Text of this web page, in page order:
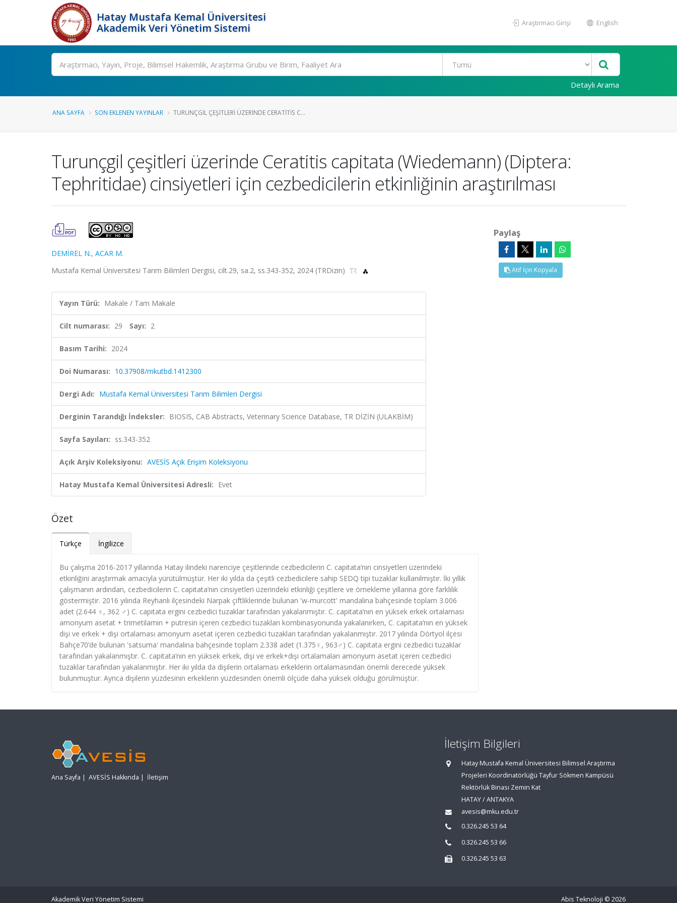
Hatay Mustafa Kemal Üniversitesi
Akademik Veri Yönetim Sistemi
Araştırmacı Girişi English
Ara
Detaylı Arama
ANA SAYFA SON EKLENEN YAYINLAR TURUNÇGIL ÇEŞITLERI ÜZERINDE CERATITIS C...
Turunçgil çeşitleri üzerinde Ceratitis capitata (Wiedemann) (Diptera:
Tephritidae) cinsiyetleri için cezbedicilerin etkinliğinin araştırılması
DEMİREL N., ACAR M.
Mustafa Kemal Üniversitesi Tarım Bilimleri Dergisi, cilt.29, sa.2, ss.343-352, 2024 (TRDizin)
Yayın Türü: Makale / Tam Makale
Cilt numarası: 29 Sayı: 2
Basım Tarihi: 2024
Doi Numarası: 10.37908/mkutbd.1412300
Dergi Adı: Mustafa Kemal Üniversitesi Tarım Bilimleri Dergisi
Derginin Tarandığı İndeksler: BIOSIS, CAB Abstracts, Veterinary Science Database, TR DİZİN (ULAKBİM)
Sayfa Sayıları: ss.343-352
Açık Arşiv Koleksiyonu: AVESİS Açık Erişim Koleksiyonu
Hatay Mustafa Kemal Üniversitesi Adresli: Evet
Özet
Türkçe İngilizce
Bu çalışma 2016-2017 yıllarında Hatay ilindeki narenciye çeşitlerinde cezbedicilerin C. capitata’nın cinsiyetleri üzerindeki
etkinliğini araştırmak amacıyla yürütülmüştür. Her iki yılda da çeşitli cezbedicilere sahip SEDQ tipi tuzaklar kullanılmıştır. İki yıllık
çalışmanın ardından, cezbedicilerin C. capitata’nın cinsiyetleri üzerindeki etkinliği çeşitlere ve örnekleme yıllarına göre farklılık
göstermiştir. 2016 yılında Reyhanlı ilçesindeki Narpak çiftliklerinde bulunan 'w-murcott' mandalina bahçesinde toplam 3.006
adet (2.644 ♀, 362 ♂) C. capitata ergini cezbedici tuzaklar tarafından yakalanmıştır. C. capitata’nın en yüksek erkek ortalaması
amonyum asetat + trimetilamin + putresin içeren cezbedici tuzakları kombinasyonunda yakalanırken, C. capitata’nın en yüksek
dişi ve erkek + dişi ortalaması amonyum asetat içeren cezbedici tuzakları tarafından yakalanmıştır. 2017 yılında Dörtyol ilçesi
Bahçe70’de bulunan 'satsuma' mandalina bahçesinde toplam 2.338 adet (1.375♀, 963♂) C. capitata ergini cezbedici tuzaklar
tarafından yakalanmıştır. C. capitata’nın en yüksek erkek, dişi ve erkek+dişi ortalamaları amonyum asetat içeren cezbedici
tuzaklar tarafından yakalanmıştır. Her iki yılda da dişilerin ortalaması erkeklerin ortalamasından önemli derecede yüksek
bulunmuştur. Ayrıca dişilerin yüzdesinin erkeklerin yüzdesinden önemli ölçüde daha yüksek olduğu görülmüştür.
Paylaş
Atıf İçin Kopyala
Ana Sayfa | AVESİS Hakkında | İletişim
İletişim Bilgileri
Hatay Mustafa Kemal Üniversitesi Bilimsel Araştırma
Projeleri Koordinatörlüğü Tayfur Sökmen Kampüsü
Rektörlük Binası Zemin Kat
HATAY / ANTAKYA
avesis@mku.edu.tr
0.326.245 53 64
0.326.245 53 66
0.326.245 53 63
Akademik Veri Yönetim Sistemi Abis Teknoloji © 2026